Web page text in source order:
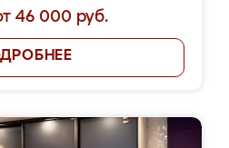
46 000 руб.